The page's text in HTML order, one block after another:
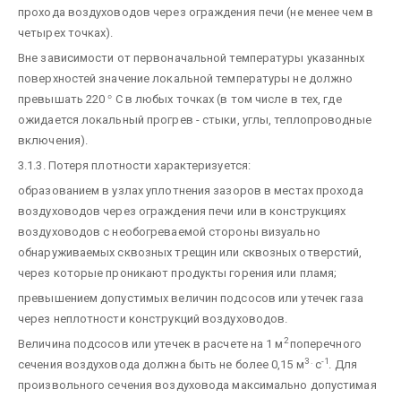
прохода воздуховодов через ограждения печи (не менее чем в
четырех точках).
Вне зависимости от первоначальной температуры указанных
поверхностей значение локальной температуры не должно
превышать 220° С в любых точках (в том числе в тех, где
ожидается локальный прогрев - стыки, углы, теплопроводные
включения).
3.1.3. Потеря плотности характеризуется:
образованием в узлах уплотнения зазоров в местах прохода
воздуховодов через ограждения печи или в конструкциях
воздуховодов с необогреваемой стороны визуально
обнаруживаемых сквозных трещин или сквозных отверстий,
через которые проникают продукты горения или пламя;
превышением допустимых величин подсосов или утечек газа
через неплотности конструкций воздуховодов.
Величина подсосов или утечек в расчете на 1 м2поперечного
сечения воздуховода должна быть не более 0,15 м3 . с-1. Для
произвольного сечения воздуховода максимально допустимая